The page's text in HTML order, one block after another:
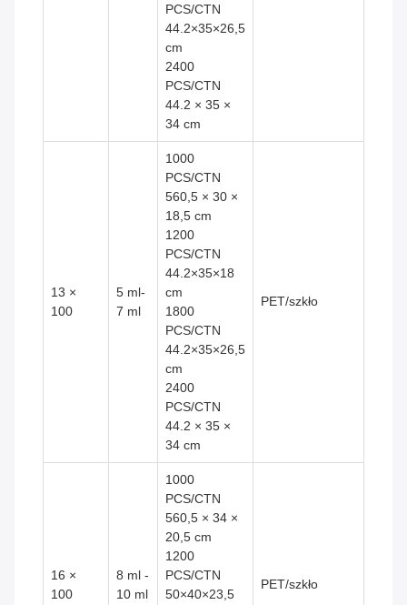
PCS/CTN
44.2×35×26,5
cm
2400
PCS/CTN
44.2 × 35 ×
34 cm
13 ×
100
5 ml-
7 ml
1000
PCS/CTN
560,5 × 30 ×
18,5 cm
1200
PCS/CTN
44.2×35×18
cm
1800
PCS/CTN
44.2×35×26,5
cm
2400
PCS/CTN
44.2 × 35 ×
34 cm
PET/szkło
16 ×
100
8 ml -
10 ml
1000
PCS/CTN
560,5 × 34 ×
20,5 cm
1200
PCS/CTN
50×40×23,5
PET/szkło